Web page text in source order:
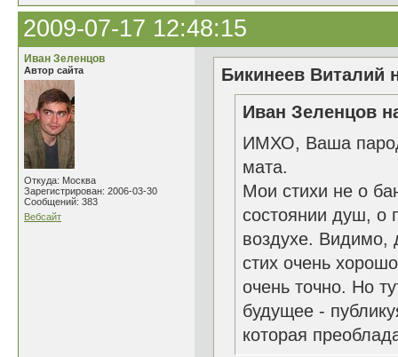
2009-07-17 12:48:15
Иван Зеленцов
Автор сайта
Откуда: Москва
Зарегистрирован: 2006-03-30
Сообщений: 383
Вебсайт
Бикинеев Виталий
Иван Зеленцов
ИМХО, Ваша
мата.
Мои стихи не о
состоянии душ, о
воздухе. Видимо,
стих очень
очень точно. Но
будущее -
которая